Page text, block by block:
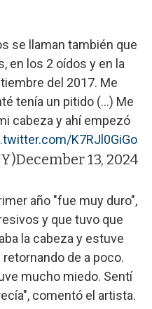
se llaman también que
en los 2 oídos y en la
del 2017. Me
tenía un pitido (...) Me
cabeza y ahí empezó
K7RJl0GiGo
December 13, 2024
año "fue muy duro",
y que tuvo que
la cabeza y estuve
de a poco.
mucho miedo. Sentí
comentó el artista.